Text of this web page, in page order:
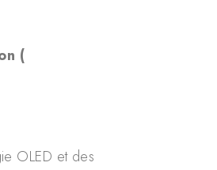
(
OLED et des